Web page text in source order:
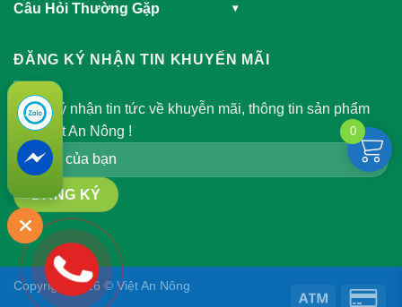
Câu Hỏi Thường Gặp ▾
ĐĂNG KÝ NHẬN TIN KHUYẾN MÃI
Đăng ký nhận tin tức về khuyễn mãi, thông tin sản phẩm
của Việt An Nông !
Copyright 2026 © Việt An Nông
0